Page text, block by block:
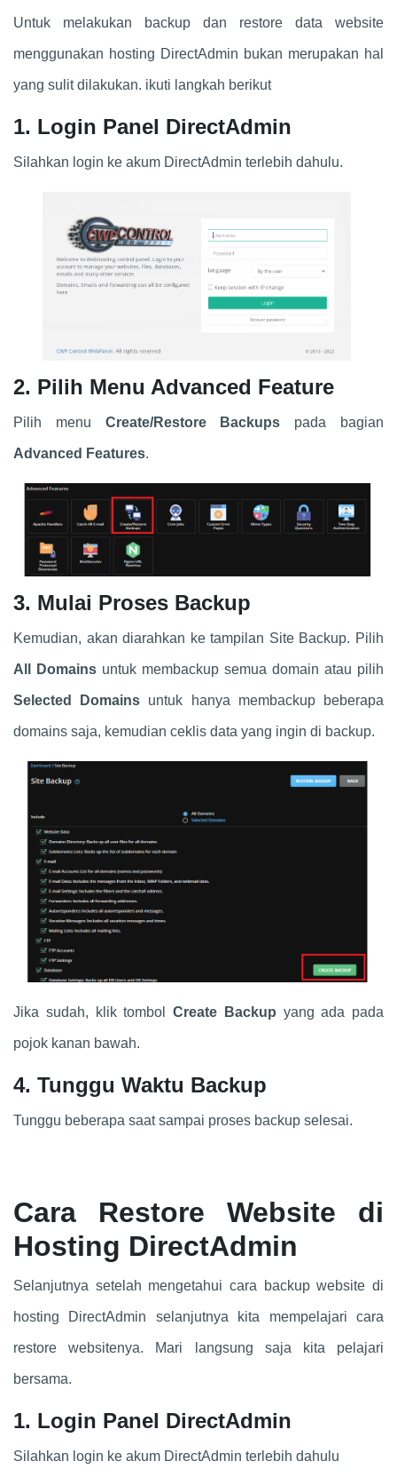
Untuk melakukan backup dan restore data website
menggunakan hosting DirectAdmin bukan merupakan hal
yang sulit dilakukan. ikuti langkah berikut
1. Login Panel DirectAdmin
Silahkan login ke akum DirectAdmin terlebih dahulu.
2. Pilih Menu Advanced Feature
Pilih menu Create/Restore Backups pada bagian
Advanced Features.
3. Mulai Proses Backup
Kemudian, akan diarahkan ke tampilan Site Backup. Pilih
All Domains untuk membackup semua domain atau pilih
Selected Domains untuk hanya membackup beberapa
domains saja, kemudian ceklis data yang ingin di backup.
Jika sudah, klik tombol Create Backup yang ada pada
pojok kanan bawah.
4. Tunggu Waktu Backup
Tunggu beberapa saat sampai proses backup selesai.
Cara Restore Website di
Hosting DirectAdmin
Selanjutnya setelah mengetahui cara backup website di
hosting DirectAdmin selanjutnya kita mempelajari cara
restore websitenya. Mari langsung saja kita pelajari
bersama.
1. Login Panel DirectAdmin
Silahkan login ke akum DirectAdmin terlebih dahulu